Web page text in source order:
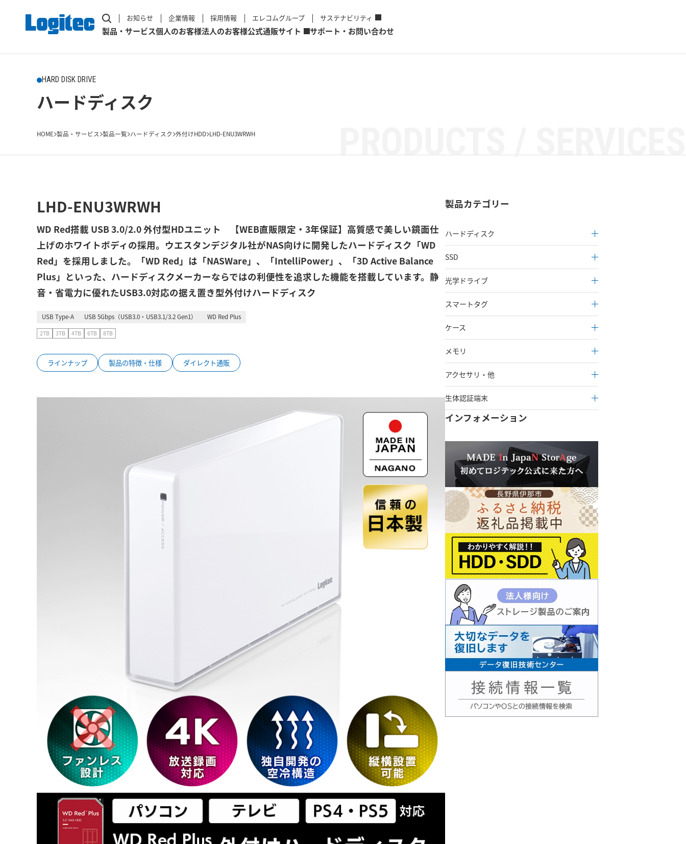
お知らせ 企業情報 採用情報 エレコムグループ サステナビリティ
製品・サービス個人のお客様法人のお客様公式通販サイト サポート・お問い合わせ
HARD DISK DRIVE
ハードディスク
HOME 製品・サービス 製品一覧 ハードディスク 外付けHDD LHD-ENU3WRWH
LHD-ENU3WRWH
WD Red搭載 USB 3.0/2.0 外付型HDユニット 【WEB直販限定・3年保証】高質感で美しい鏡面仕
上げのホワイトボディの採用。ウエスタンデジタル社がNAS向けに開発したハードディスク「WD
Red」を採用しました。「WD Red」は「NASWare」、「IntelliPower」、「3D Active Balance
Plus」といった、ハードディスクメーカーならではの利便性を追求した機能を搭載しています。静
音・省電力に優れたUSB3.0対応の据え置き型外付けハードディスク
USB Type-A USB 5Gbps（USB3.0・USB3.1/3.2 Gen1） WD Red Plus
2TB 3TB 4TB 6TB 8TB
ラインナップ 製品の特徴・仕様 ダイレクト通販
製品カテゴリー
ハードディスク
SSD
光学ドライブ
スマートタグ
ケース
メモリ
アクセサリ・他
生体認証端末
インフォメーション